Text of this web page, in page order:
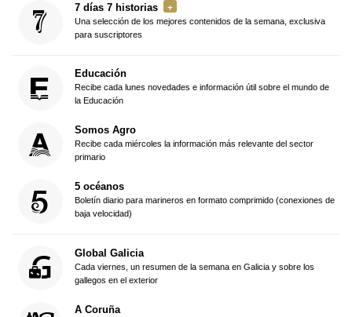
7 días 7 historias
Una selección de los mejores contenidos de la semana, exclusiva
para suscriptores
Educación
Recibe cada lunes novedades e información útil sobre el mundo de
la Educación
Somos Agro
Recibe cada miércoles la información más relevante del sector
primario
5 océanos
Boletín diario para marineros en formato comprimido (conexiones de
baja velocidad)
Global Galicia
Cada viernes, un resumen de la semana en Galicia y sobre los
gallegos en el exterior
A Coruña